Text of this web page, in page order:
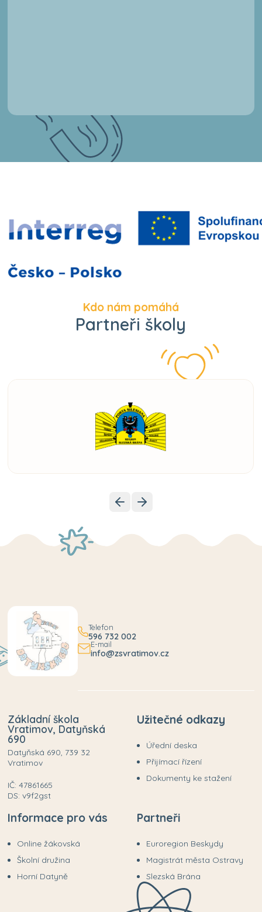
Kdo nám pomáhá
Partneři školy
Telefon
596 732 002
E-mail
info@zsvratimov.cz
Základní škola
Vratimov, Datyňská
690
Datyňská 690, 739 32
Vratimov
IČ: 47861665
DS: v9f2gst
Užitečné odkazy
Úřední deska
Přijímací řízení
Dokumenty ke stažení
Informace pro vás
Online žákovská
Školní družina
Horní Datyně
Partneři
Euroregion Beskydy
Magistrát města Ostravy
Slezská Brána